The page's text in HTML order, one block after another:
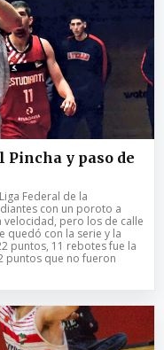
y paso de
Federal de la
con un poroto a
pero los de calle
quedó con la serie y la
puntos, 11 rebotes fue la
puntos que no fueron